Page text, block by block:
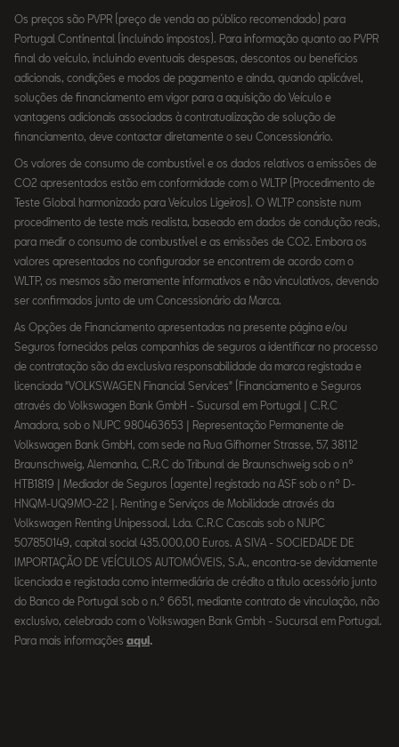
Os preços são PVPR (preço de venda ao público recomendado) para
Portugal Continental (incluindo impostos). Para informação quanto ao PVPR
final do veículo, incluindo eventuais despesas, descontos ou benefícios
adicionais, condições e modos de pagamento e ainda, quando aplicável,
soluções de financiamento em vigor para a aquisição do Veículo e
vantagens adicionais associadas à contratualização de solução de
financiamento, deve contactar diretamente o seu Concessionário.
Os valores de consumo de combustível e os dados relativos a emissões de
CO2 apresentados estão em conformidade com o WLTP (Procedimento de
Teste Global harmonizado para Veículos Ligeiros). O WLTP consiste num
procedimento de teste mais realista, baseado em dados de condução reais,
para medir o consumo de combustível e as emissões de CO2. Embora os
valores apresentados no configurador se encontrem de acordo com o
WLTP, os mesmos são meramente informativos e não vinculativos, devendo
ser confirmados junto de um Concessionário da Marca.
As Opções de Financiamento apresentadas na presente página e/ou
Seguros fornecidos pelas companhias de seguros a identificar no processo
de contratação são da exclusiva responsabilidade da marca registada e
licenciada "VOLKSWAGEN Financial Services" (Financiamento e Seguros
através do Volkswagen Bank GmbH - Sucursal em Portugal | C.R.C
Amadora, sob o NUPC 980463653 | Representação Permanente de
Volkswagen Bank GmbH, com sede na Rua Gifhorner Strasse, 57, 38112
Braunschweig, Alemanha, C.R.C do Tribunal de Braunschweig sob o nº
HTB1819 | Mediador de Seguros (agente) registado na ASF sob o nº D-
HNQM-UQ9MO-22 |. Renting e Serviços de Mobilidade através da
Volkswagen Renting Unipessoal, Lda. C.R.C Cascais sob o NUPC
507850149, capital social 435.000,00 Euros. A SIVA - SOCIEDADE DE
IMPORTAÇÃO DE VEÍCULOS AUTOMÓVEIS, S.A., encontra-se devidamente
licenciada e registada como intermediária de crédito a título acessório junto
do Banco de Portugal sob o n.º 6651, mediante contrato de vinculação, não
exclusivo, celebrado com o Volkswagen Bank Gmbh - Sucursal em Portugal.
Para mais informações aqui.